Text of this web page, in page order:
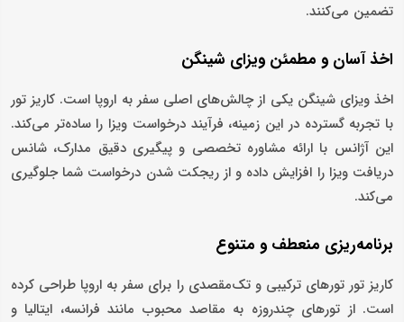
تضمین می‌کنند.
اخذ آسان و مطمئن ویزای شینگن
اخذ ویزای شینگن یکی از چالش‌های اصلی سفر به اروپا است. کاریز تور
با تجربه گسترده در این زمینه، فرآیند درخواست ویزا را ساده‌تر می‌کند.
این آژانس با ارائه مشاوره تخصصی و پیگیری دقیق مدارک، شانس
دریافت ویزا را افزایش داده و از ریجکت شدن درخواست شما جلوگیری
می‌کند.
برنامه‌ریزی منعطف و متنوع
کاریز تور تورهای ترکیبی و تک‌مقصدی را برای سفر به اروپا طراحی کرده
است. از تورهای چندروزه به مقاصد محبوب مانند فرانسه، ایتالیا و